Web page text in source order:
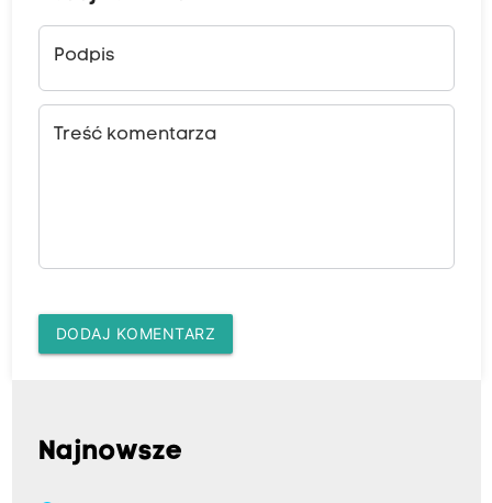
Podpis
Treść komentarza
DODAJ KOMENTARZ
Najnowsze